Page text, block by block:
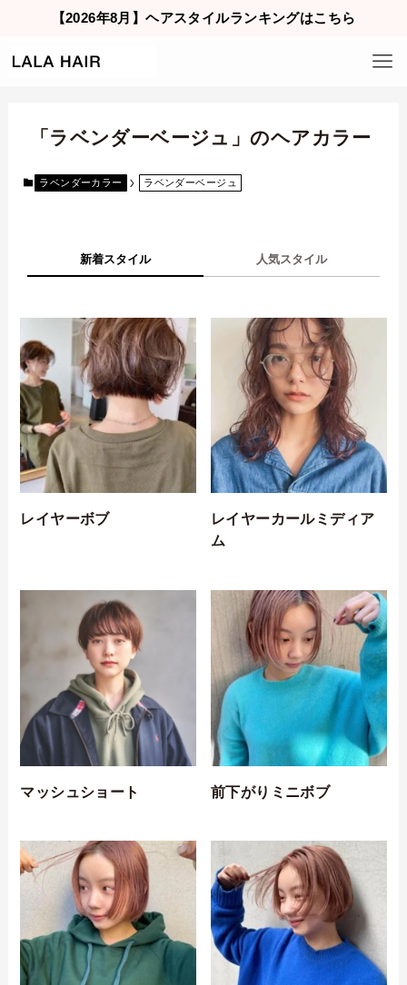
【2026年8月】ヘアスタイルランキングはこちら
「ラベンダーベージュ」のヘアカラー
ラベンダーカラー ラベンダーベージュ
新着スタイル 人気スタイル
レイヤーボブ
レイヤーカールミディア
ム
マッシュショート 前下がりミニボブ